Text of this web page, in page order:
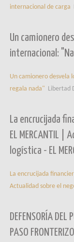
internacional de carga
Un camionero
internacional:
Un camionero desvela
regala nada" Libertad
La encrucijada
EL MERCANTIL
logística - EL
La encrucijada
Actualidad sobre el
DEFENSORÍA DEL
PASO